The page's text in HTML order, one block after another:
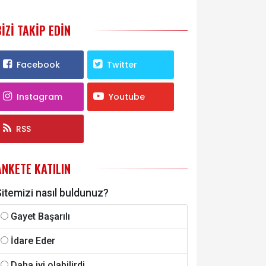
TAKIP EDIN
Facebook Twitter
Instagram Youtube
RSS
KATILIN
nasıl buldunuz?
Gayet Başarılı
İdare Eder